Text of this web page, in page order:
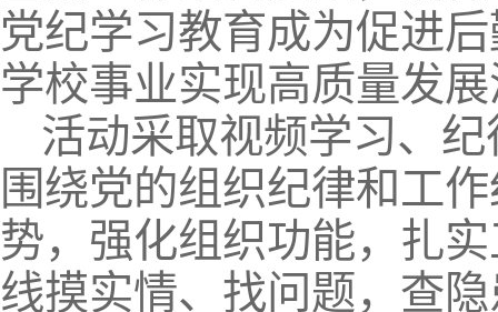
党纪学习教育成为促进
学校事业实现高质量发
活动采取视频学习、
围绕党的组织纪律和工
势，强化组织功能，扎
线摸实情、找问题，查